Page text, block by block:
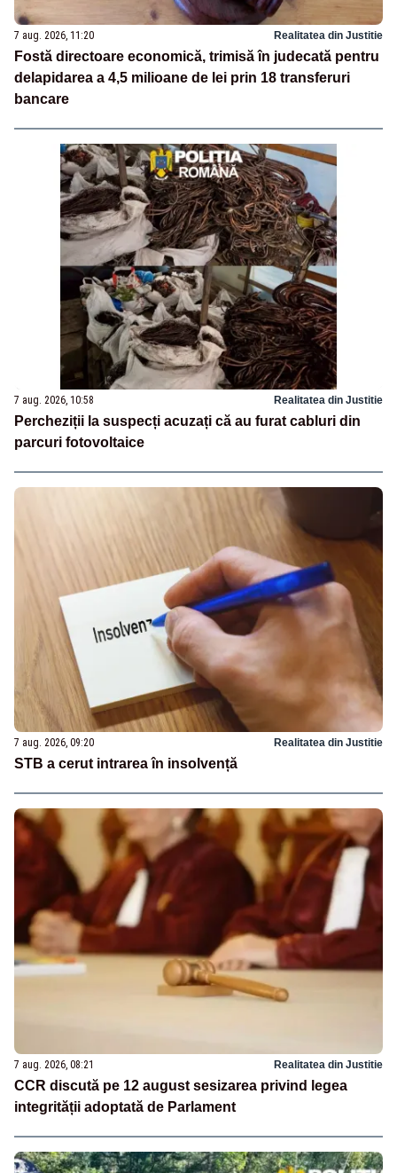
7 aug. 2026, 11:20 Realitatea din Justitie
Fostă directoare economică, trimisă în judecată pentru
delapidarea a 4,5 milioane de lei prin 18 transferuri
bancare
7 aug. 2026, 10:58 Realitatea din Justitie
Percheziții la suspecți acuzați că au furat cabluri din
parcuri fotovoltaice
7 aug. 2026, 09:20 Realitatea din Justitie
STB a cerut intrarea în insolvență
7 aug. 2026, 08:21 Realitatea din Justitie
CCR discută pe 12 august sesizarea privind legea
integrității adoptată de Parlament